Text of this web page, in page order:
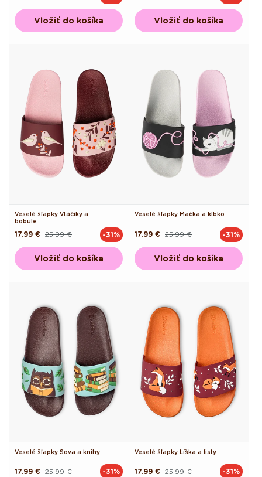
Vložiť do košíka Vložiť do košíka
Veselé šľapky Vtáčiky a
bobule
Pôvodná25.99 €
Akciová
17.99 € -31%
Vložiť do košíka
Veselé šľapky Mačka a klbko
Pôvodná25.99 €
Akciová
17.99 € -31%
Vložiť do košíka
Veselé šľapky Sova a knihy
Pôvodná25.99 €
Akciová
17.99 € -31%
Veselé šľapky Líška a listy
Pôvodná25.99 €
Akciová
17.99 € -31%